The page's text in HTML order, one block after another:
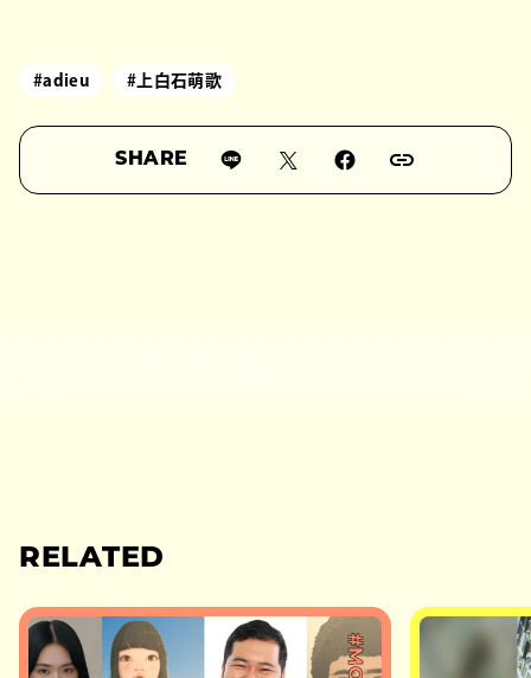
#adieu #上白石萌歌
SHARE
RELATED